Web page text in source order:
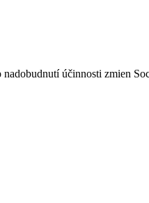
účinnosti zmien